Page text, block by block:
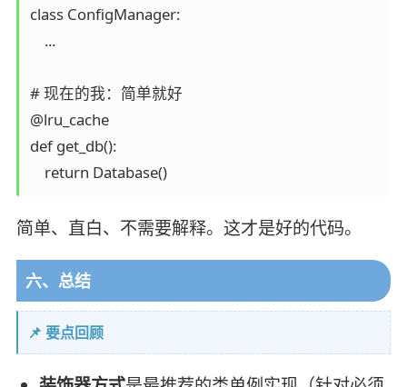
class ConfigManager:
    ...
# 现在的我：简单就好
@lru_cache
def get_db():
    return Database()
简单、直白、不需要解释。这才是好的代码。
六、总结
📌 要点回顾